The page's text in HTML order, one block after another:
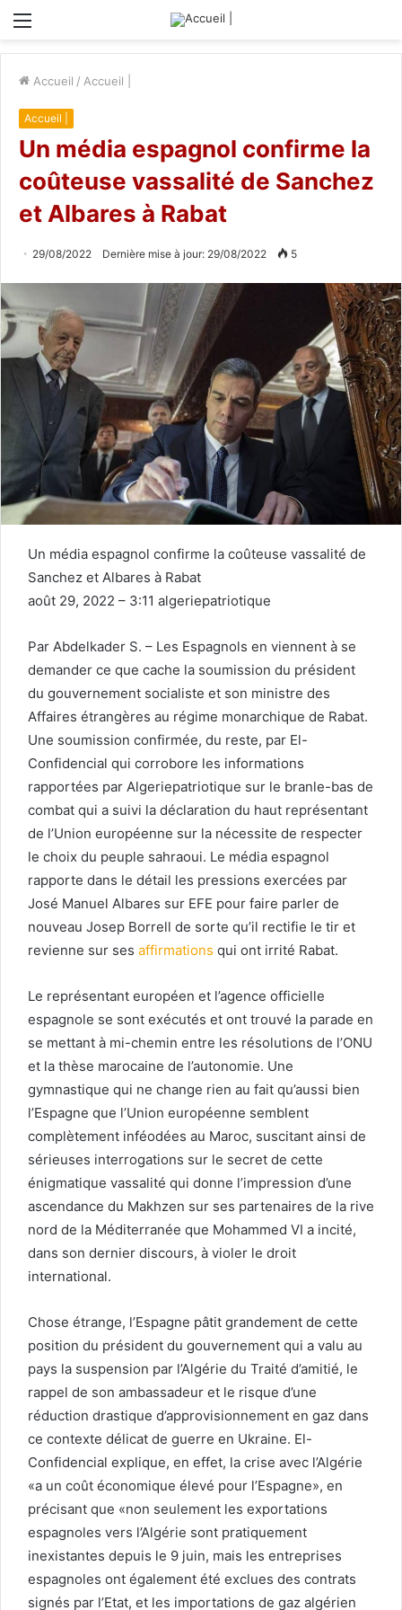
Menu
Accueil / Accueil |
Accueil |
Un média espagnol confirme la
coûteuse vassalité de Sanchez
et Albares à Rabat
29/08/2022 Dernière mise à jour: 29/08/2022 5
Un média espagnol confirme la coûteuse vassalité de
Sanchez et Albares à Rabat
août 29, 2022 – 3:11 algeriepatriotique
Par Abdelkader S. – Les Espagnols en viennent à se
demander ce que cache la soumission du président
du gouvernement socialiste et son ministre des
Affaires étrangères au régime monarchique de Rabat.
Une soumission confirmée, du reste, par El-
Confidencial qui corrobore les informations
rapportées par Algeriepatriotique sur le branle-bas de
combat qui a suivi la déclaration du haut représentant
de l’Union européenne sur la nécessite de respecter
le choix du peuple sahraoui. Le média espagnol
rapporte dans le détail les pressions exercées par
José Manuel Albares sur EFE pour faire parler de
nouveau Josep Borrell de sorte qu’il rectifie le tir et
revienne sur ses affirmations qui ont irrité Rabat.
Le représentant européen et l’agence officielle
espagnole se sont exécutés et ont trouvé la parade en
se mettant à mi-chemin entre les résolutions de l’ONU
et la thèse marocaine de l’autonomie. Une
gymnastique qui ne change rien au fait qu’aussi bien
l’Espagne que l’Union européenne semblent
complètement inféodées au Maroc, suscitant ainsi de
sérieuses interrogations sur le secret de cette
énigmatique vassalité qui donne l’impression d’une
ascendance du Makhzen sur ses partenaires de la rive
nord de la Méditerranée que Mohammed VI a incité,
dans son dernier discours, à violer le droit
international.
Chose étrange, l’Espagne pâtit grandement de cette
position du président du gouvernement qui a valu au
pays la suspension par l’Algérie du Traité d’amitié, le
rappel de son ambassadeur et le risque d’une
réduction drastique d’approvisionnement en gaz dans
ce contexte délicat de guerre en Ukraine. El-
Confidencial explique, en effet, la crise avec l’Algérie
«a un coût économique élevé pour l’Espagne», en
précisant que «non seulement les exportations
espagnoles vers l’Algérie sont pratiquement
inexistantes depuis le 9 juin, mais les entreprises
espagnoles ont également été exclues des contrats
signés par l’Etat, et les importations de gaz algérien